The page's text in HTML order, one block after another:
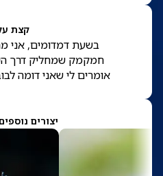
קצת
בשעת דמדומים, אני
חמקמק שמחליק דרך
אומרים לי שאני דומה
יצורים